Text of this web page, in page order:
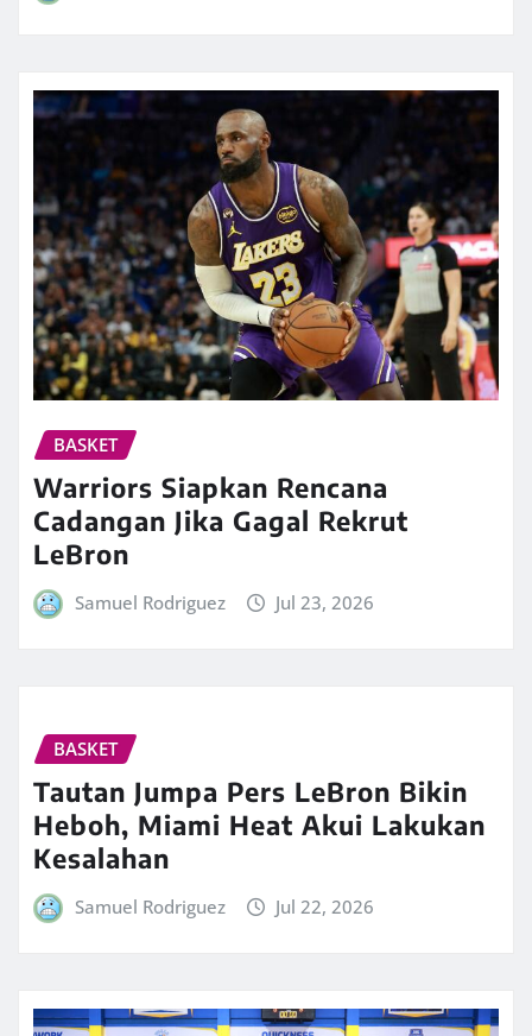
BASKET
Warriors Siapkan Rencana
Cadangan Jika Gagal Rekrut
LeBron
Samuel Rodriguez Jul 23, 2026
BASKET
Tautan Jumpa Pers LeBron Bikin
Heboh, Miami Heat Akui Lakukan
Kesalahan
Samuel Rodriguez Jul 22, 2026